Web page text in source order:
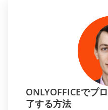
ONLYOFFICEでプ
了する方法